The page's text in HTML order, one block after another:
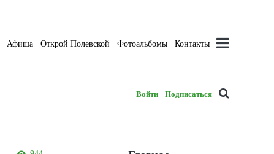
Афиша Открой Полевской Фотоальбомы Контакты
Войти Подписаться